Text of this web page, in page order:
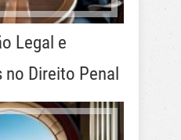
Legal e
Direito Penal